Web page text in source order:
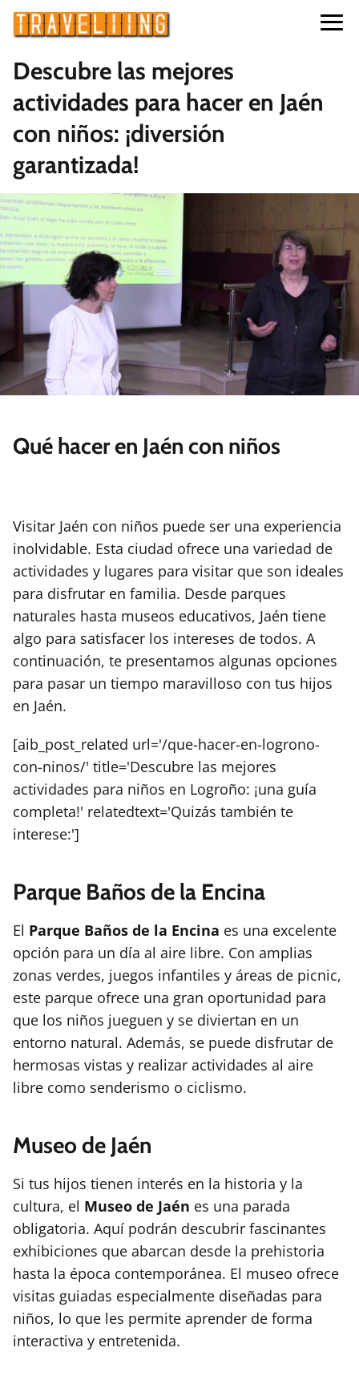
Descubre las mejores
actividades para hacer en Jaén
con niños: ¡diversión
garantizada!
Qué hacer en Jaén con niños
Visitar Jaén con niños puede ser una experiencia
inolvidable. Esta ciudad ofrece una variedad de
actividades y lugares para visitar que son ideales
para disfrutar en familia. Desde parques
naturales hasta museos educativos, Jaén tiene
algo para satisfacer los intereses de todos. A
continuación, te presentamos algunas opciones
para pasar un tiempo maravilloso con tus hijos
en Jaén.
[aib_post_related url='/que-hacer-en-logrono-
con-ninos/' title='Descubre las mejores
actividades para niños en Logroño: ¡una guía
completa!' relatedtext='Quizás también te
interese:']
Parque Baños de la Encina
El Parque Baños de la Encina es una excelente
opción para un día al aire libre. Con amplias
zonas verdes, juegos infantiles y áreas de picnic,
este parque ofrece una gran oportunidad para
que los niños jueguen y se diviertan en un
entorno natural. Además, se puede disfrutar de
hermosas vistas y realizar actividades al aire
libre como senderismo o ciclismo.
Museo de Jaén
Si tus hijos tienen interés en la historia y la
cultura, el Museo de Jaén es una parada
obligatoria. Aquí podrán descubrir fascinantes
exhibiciones que abarcan desde la prehistoria
hasta la época contemporánea. El museo ofrece
visitas guiadas especialmente diseñadas para
niños, lo que les permite aprender de forma
interactiva y entretenida.